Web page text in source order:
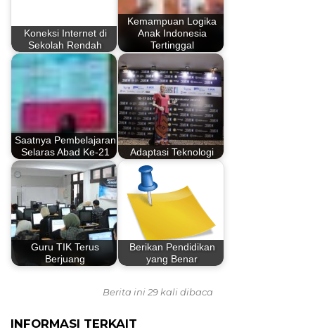
Koneksi Internet di
Sekolah Rendah
Kemampuan Logika
Anak Indonesia
Tertinggal
Saatnya Pembelajaran
Selaras Abad Ke-21
Adaptasi Teknologi
Guru TIK Terus
Berjuang
Berikan Pendidikan
yang Benar
Berita ini 29 kali dibaca
INFORMASI TERKAIT